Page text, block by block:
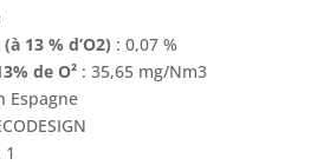
13 % d’O2) : 0,07 %
de O² : 35,65 mg/Nm3
Espagne
1